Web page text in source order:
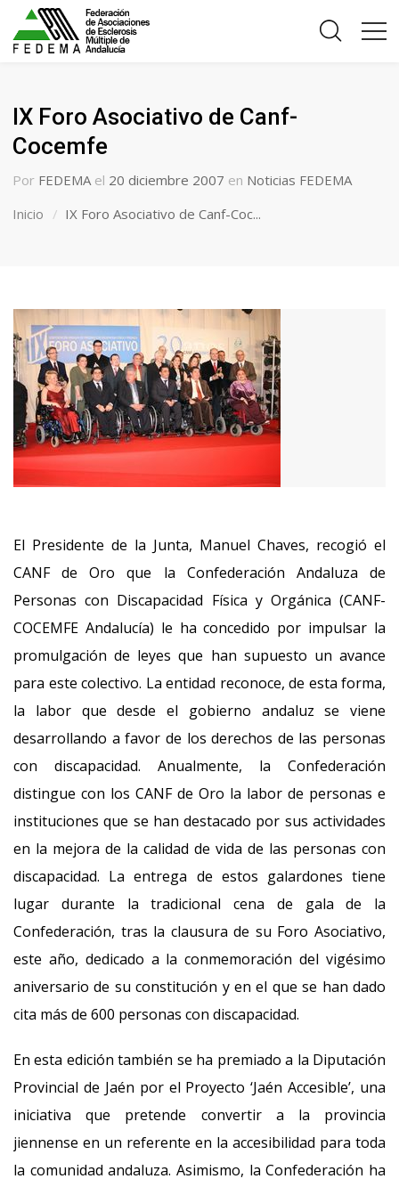
IX Foro Asociativo de Canf-
Cocemfe
Por FEDEMA el 20 diciembre 2007 en Noticias FEDEMA
Inicio
IX Foro Asociativo de Canf-Coc...
El Presidente de la Junta, Manuel Chaves, recogió el
CANF de Oro que la Confederación Andaluza de
Personas con Discapacidad Física y Orgánica (CANF-
COCEMFE Andalucía) le ha concedido por impulsar la
promulgación de leyes que han supuesto un avance
para este colectivo. La entidad reconoce, de esta forma,
la labor que desde el gobierno andaluz se viene
desarrollando a favor de los derechos de las personas
con discapacidad. Anualmente, la Confederación
distingue con los CANF de Oro la labor de personas e
instituciones que se han destacado por sus actividades
en la mejora de la calidad de vida de las personas con
discapacidad. La entrega de estos galardones tiene
lugar durante la tradicional cena de gala de la
Confederación, tras la clausura de su Foro Asociativo,
este año, dedicado a la conmemoración del vigésimo
aniversario de su constitución y en el que se han dado
cita más de 600 personas con discapacidad.
En esta edición también se ha premiado a la Diputación
Provincial de Jaén por el Proyecto ‘Jaén Accesible’, una
iniciativa que pretende convertir a la provincia
jiennense en un referente en la accesibilidad para toda
la comunidad andaluza. Asimismo, la Confederación ha